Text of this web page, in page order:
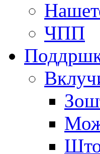
ЧПП
Што